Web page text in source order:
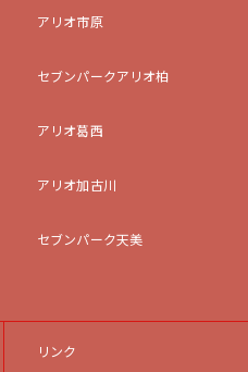
アリオ市原
セブンパークアリオ柏
アリオ葛西
アリオ加古川
セブンパーク天美
リンク